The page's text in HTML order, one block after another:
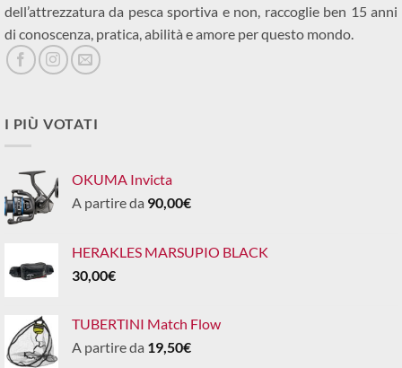
dell’attrezzatura da pesca sportiva e non, raccoglie ben 15 anni
di conoscenza, pratica, abilità e amore per questo mondo.
I PIÙ VOTATI
OKUMA Invicta
A partire da 90,00€
HERAKLES MARSUPIO BLACK
30,00€
TUBERTINI Match Flow
A partire da 19,50€